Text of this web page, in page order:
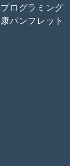
ログラミング
パンフレット